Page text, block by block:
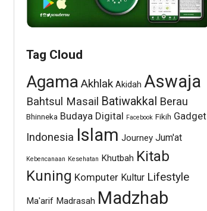
Tag Cloud
Agama Akhlak Akidah Aswaja
Bahtsul Masail Batiwakkal Berau
Bhinneka Budaya Digital Facebook Fikih Gadget
Indonesia Islam Journey Jum'at
Kebencanaan Kesehatan Khutbah Kitab
Kuning Komputer Kultur Lifestyle
Ma'arif Madrasah Madzhab